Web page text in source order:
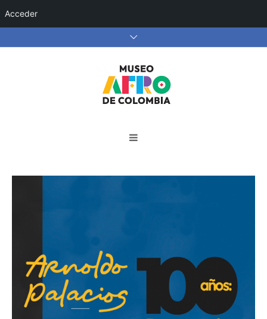
Acceder